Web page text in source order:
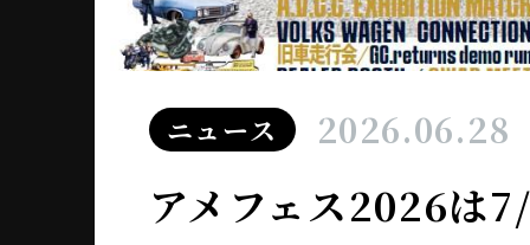
ニュース 2026.06.28
アメフェス2026